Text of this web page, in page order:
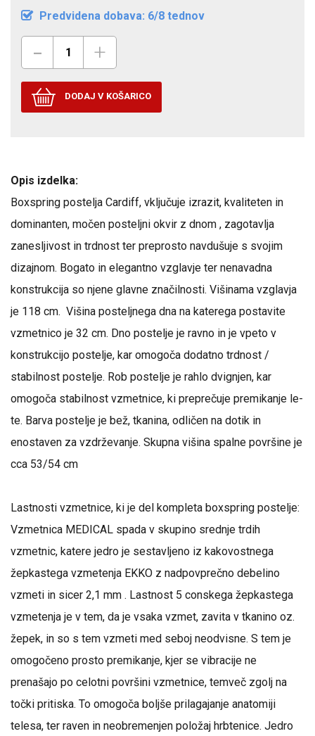
Predvidena dobava: 6/8 tednov
- +
DODAJ V KOŠARICO
Opis izdelka:
Boxspring postelja Cardiff, vključuje izrazit, kvaliteten in
dominanten, močen posteljni okvir z dnom , zagotavlja
zanesljivost in trdnost ter preprosto navdušuje s svojim
dizajnom. Bogato in elegantno vzglavje ter nenavadna
konstrukcija so njene glavne značilnosti. Višinama vzglavja
je 118 cm. Višina posteljnega dna na katerega postavite
vzmetnico je 32 cm. Dno postelje je ravno in je vpeto v
konstrukcijo postelje, kar omogoča dodatno trdnost /
stabilnost postelje. Rob postelje je rahlo dvignjen, kar
omogoča stabilnost vzmetnice, ki preprečuje premikanje le-
te. Barva postelje je bež, tkanina, odličen na dotik in
enostaven za vzdrževanje. Skupna višina spalne površine je
cca 53/54 cm
Lastnosti vzmetnice, ki je del kompleta boxspring postelje:
Vzmetnica MEDICAL spada v skupino srednje trdih
vzmetnic, katere jedro je sestavljeno iz kakovostnega
žepkastega vzmetenja EKKO z nadpovprečno debelino
vzmeti in sicer 2,1 mm . Lastnost 5 conskega žepkastega
vzmetenja je v tem, da je vsaka vzmet, zavita v tkanino oz.
žepek, in so s tem vzmeti med seboj neodvisne. S tem je
omogočeno prosto premikanje, kjer se vibracije ne
prenašajo po celotni površini vzmetnice, temveč zgolj na
točki pritiska. To omogoča boljše prilagajanje anatomiji
telesa, ter raven in neobremenjen položaj hrbtenice. Jedro